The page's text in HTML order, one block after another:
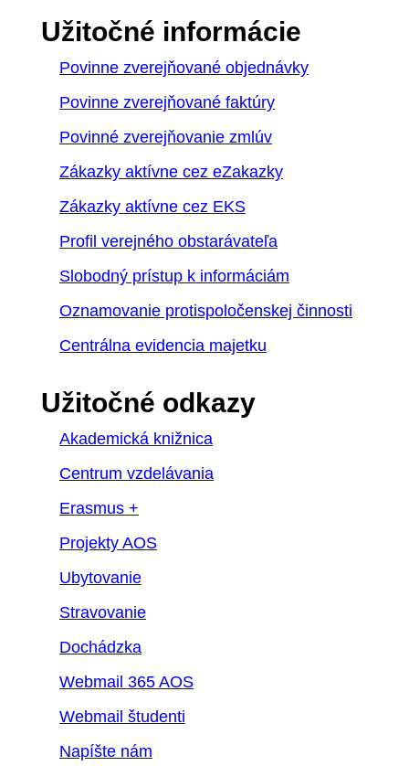
Užitočné informácie
Povinne zverejňované objednávky
Povinne zverejňované faktúry
Povinné zverejňovanie zmlúv
Zákazky aktívne cez eZakazky
Zákazky aktívne cez EKS
Profil verejného obstarávateľa
Slobodný prístup k informáciám
Oznamovanie protispoločenskej činnosti
Centrálna evidencia majetku
Užitočné odkazy
Akademická knižnica
Centrum vzdelávania
Erasmus +
Projekty AOS
Ubytovanie
Stravovanie
Dochádzka
Webmail 365 AOS
Webmail študenti
Napíšte nám